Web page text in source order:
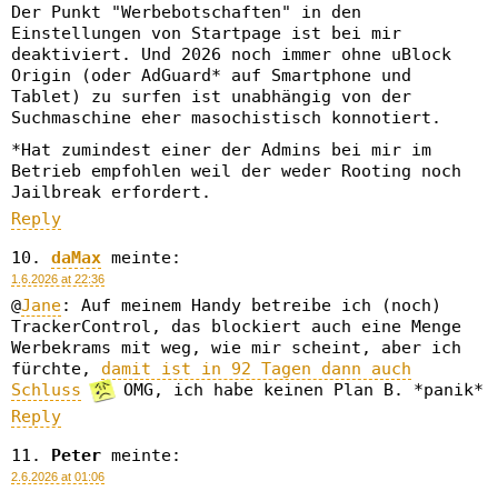
Der Punkt "Werbebotschaften" in den
Einstellungen von Startpage ist bei mir
deaktiviert. Und 2026 noch immer ohne uBlock
Origin (oder AdGuard* auf Smartphone und
Tablet) zu surfen ist unabhängig von der
Suchmaschine eher masochistisch konnotiert.
*Hat zumindest einer der Admins bei mir im
Betrieb empfohlen weil der weder Rooting noch
Jailbreak erfordert.
Reply
daMax meinte:
1.6.2026 at 22:36
@Jane: Auf meinem Handy betreibe ich (noch)
TrackerControl, das blockiert auch eine Menge
Werbekrams mit weg, wie mir scheint, aber ich
fürchte, damit ist in 92 Tagen dann auch
Schluss
OMG, ich habe keinen Plan B. *panik*
Reply
Peter meinte:
2.6.2026 at 01:06